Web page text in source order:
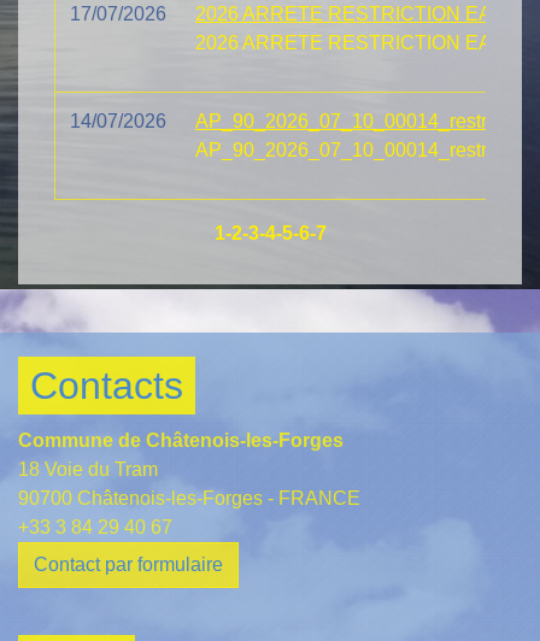
17/07/2026
2026 ARRETE RESTRICTION EAU
2026 ARRETE RESTRICTION EAU
14/07/2026
1-2-3-4-5-6-7
Contacts
Commune de Châtenois-les-Forges
18 Voie du Tram
90700 Châtenois-les-Forges - FRANCE
+33 3 84 29 40 67
Contact par formulaire